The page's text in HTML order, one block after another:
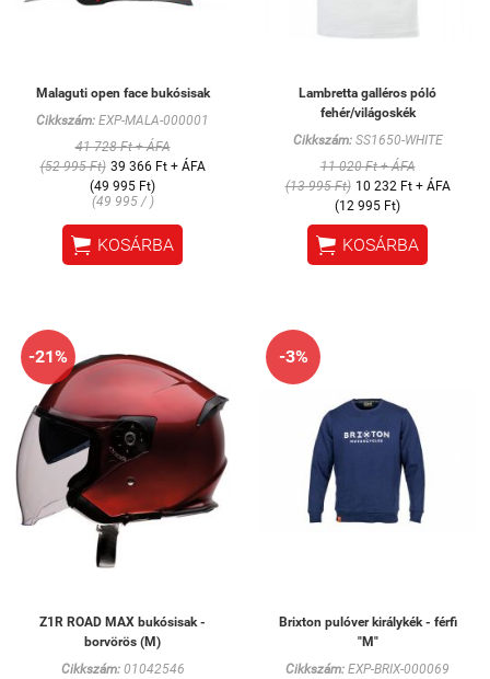
Malaguti open face bukósisak
Cikkszám: EXP-MALA-000001
41 728 Ft + ÁFA
(52 995 Ft) 39 366 Ft + ÁFA
(49 995 Ft)
(49 995 / )
 KOSÁRBA
Lambretta galléros póló
fehér/világoskék
Cikkszám:SS1650-WHITE
11 020 Ft + ÁFA
(13 995 Ft) 10 232 Ft + ÁFA
(12 995 Ft)
 KOSÁRBA
-21%
Z1R ROAD MAX bukósisak -
borvörös (M)
Cikkszám:01042546
-3%
Brixton pulóver királykék - férfi
"M"
Cikkszám: EXP-BRIX-000069